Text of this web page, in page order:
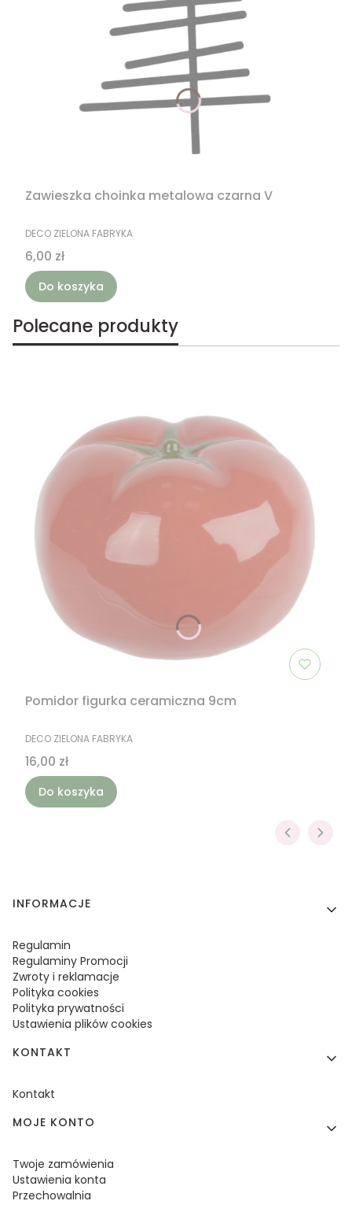
Zawieszka choinka metalowa czarna V
PRODUCENT
DECO ZIELONA FABRYKA
Cena
6,00 zł
Do koszyka
Polecane produkty
Pomidor figurka ceramiczna 9cm
PRODUCENT
DECO ZIELONA FABRYKA
Cena
16,00 zł
Do koszyka
Linki w stopce
INFORMACJE
Regulamin
Regulaminy Promocji
Zwroty i reklamacje
Polityka cookies
Polityka prywatności
Ustawienia plików cookies
KONTAKT
Kontakt
MOJE KONTO
Twoje zamówienia
Ustawienia konta
Przechowalnia